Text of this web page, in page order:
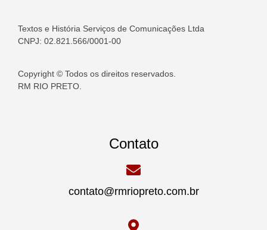
Textos e História Serviços de Comunicações Ltda
CNPJ: 02.821.566/0001-00
Copyright © Todos os direitos reservados.
RM RIO PRETO.
Contato
contato@rmriopreto.com.br